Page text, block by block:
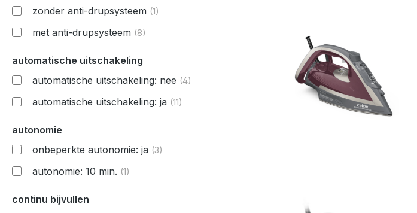
zonder anti-drupsysteem (1)
met anti-drupsysteem (8)
automatische uitschakeling
automatische uitschakeling: nee (4)
automatische uitschakeling: ja (11)
autonomie
onbeperkte autonomie: ja (3)
autonomie: 10 min. (1)
continu bijvullen